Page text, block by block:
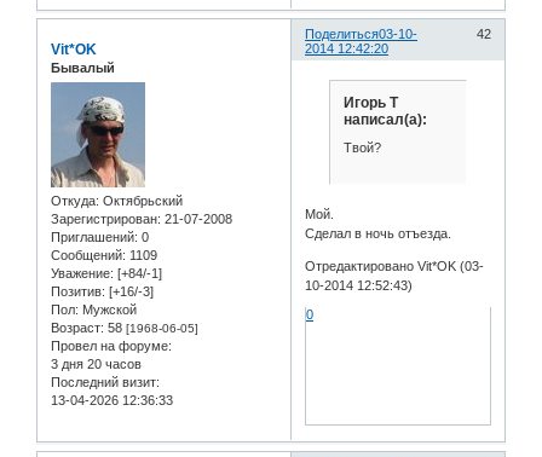
Поделиться 42
03-10-
2014 12:42:20
Vit*OK
Бывалый
Откуда: Oктябрьский
Зарегистрирован: 21-07-2008
Приглашений: 0
Сообщений: 1109
Уважение: [+84/-1]
Позитив: [+16/-3]
Пол: Мужской
Возраст: 58 [1968-06-05]
Провел на форуме:
3 дня 20 часов
Последний визит:
13-04-2026 12:36:33
Игорь Т
написал(а):
Твой?
Мой.
Сделал в ночь отъезда.
Отредактировано Vit*OK (03-
10-2014 12:52:43)
0